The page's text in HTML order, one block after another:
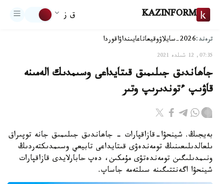
KAZINFORM ق ز
ترەند:2026-سايلاۋ وقيعاتاعايىنداۋاقوردا
07:35, 12 شىلدە 2021
جاھاندىق جىلىمىق قىتايداعى وسىمدىك الەمىنە
قاۋىپ ءتوندىرىپ وتىر
بەيجىڭ. شينحۋا-قازاقپارات - جاھاندىق جىلىمىق جانە توپىراق
ىلعالدىلىعىنىڭ تومەندەۋى قىتايداعى تابيعي وسىمدىكتەردىڭ
ونىمدىلىگىن تومەندەتۋى مۇمكىن، دەپ حابارلايدى قازاقپارات
شينحۋا اگەنتتىگىنە سىلتەمە جاساپ.